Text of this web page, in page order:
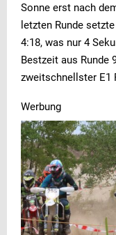
Sonne erst nach
letzten Runde
4:18, was nur 4
Bestzeit aus Runde
zweitschnellster E1
Werbung